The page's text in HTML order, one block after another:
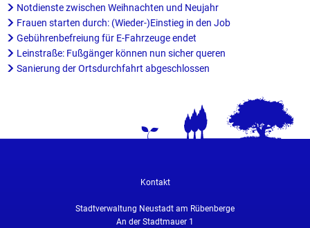
Notdienste zwischen Weihnachten und Neujahr
Frauen starten durch: (Wieder-)Einstieg in den Job
Gebührenbefreiung für E-Fahrzeuge endet
Leinstraße: Fußgänger können nun sicher queren
Sanierung der Ortsdurchfahrt abgeschlossen
Kontakt
Stadtverwaltung Neustadt am Rübenberge
An der Stadtmauer 1